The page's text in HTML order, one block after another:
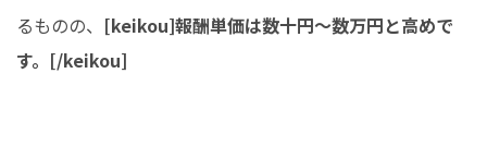
るものの、 [keikou]報酬単価は数十円〜数万円と高めで
す。[/keikou]